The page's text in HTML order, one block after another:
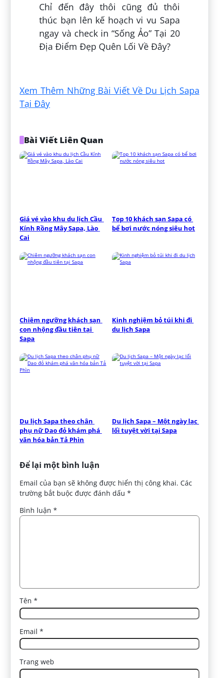
Chỉ đến đây thôi cũng đủ thôi
thúc bạn lên kế hoạch vi vu Sapa
ngay và check in “Sống Ảo” Tại 20
Địa Điểm Đẹp Quên Lối Về Đây?
Xem Thêm Những Bài Viết Về Du Lịch Sapa
Tại Đây
Bài Viết Liên Quan
Giá vé vào khu du lịch Cầu
Kính Rồng Mây Sapa, Lào
Cai
Top 10 khách sạn Sapa có
bể bơi nước nóng siêu hot
Chiêm ngưỡng khách sạn
con nhộng đầu tiên tại
Sapa
Kinh nghiệm bỏ túi khi đi
du lịch Sapa
Du lịch Sapa theo chân
phụ nữ Dao đỏ khám phá
văn hóa bản Tả Phìn
Du lịch Sapa – Một ngày lạc
lối tuyệt vời tại Sapa
Để lại một bình luận
Email của bạn sẽ không được hiển thị công khai. Các
trường bắt buộc được đánh dấu*
Bình luận*
Tên*
Email*
Trang web